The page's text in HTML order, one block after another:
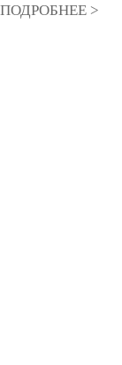
ПОДРОБНЕЕ >